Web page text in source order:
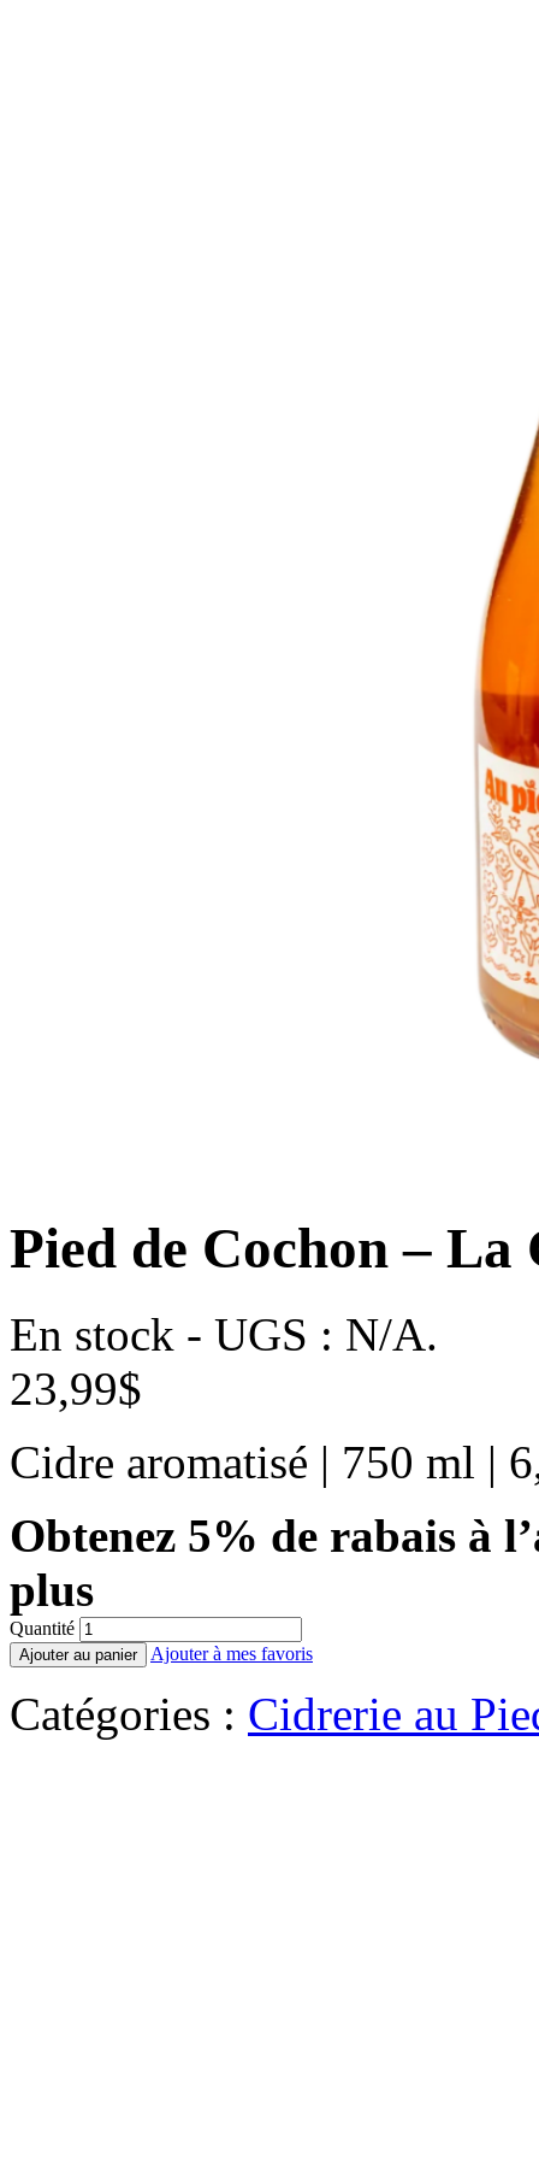
Pied de Cochon –
En stock - UGS : N/A.
23,99$
Cidre aromatisé | 750 ml |
Obtenez 5% de rabais à
plus
Quantité
Ajouter au panier Ajouter à mes favoris
Catégories : Cidrerie au